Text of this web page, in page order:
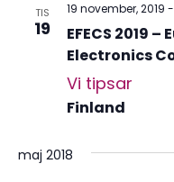
TIS
19
19 november, 2019 -
EFECS 2019
Electronics
Vi tipsar
Finland
maj 2018